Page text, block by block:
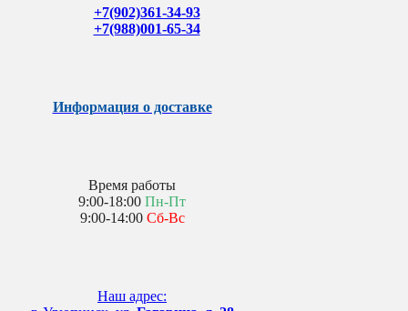
+7(902)361-34-93
+7(988)001-65-34
Информация о доставке
Время работы
9:00-18:00 Пн-Пт
9:00-14:00 Сб-Вс
Наш адрес: